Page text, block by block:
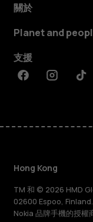
關於
Planet and
支援
FacebookInstagram
Hong Kong
TM 和 © 2026 HMD
02600 Espoo,
Nokia 品牌手機的授權